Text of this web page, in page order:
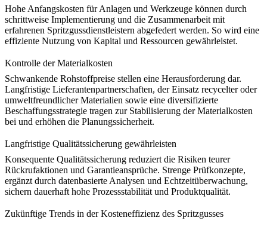
Hohe Anfangskosten für Anlagen und Werkzeuge können durch
schrittweise Implementierung und die Zusammenarbeit mit
erfahrenen Spritzgussdienstleistern abgefedert werden. So wird eine
effiziente Nutzung von Kapital und Ressourcen gewährleistet.
Kontrolle der Materialkosten
Schwankende Rohstoffpreise stellen eine Herausforderung dar.
Langfristige Lieferantenpartnerschaften, der Einsatz recycelter oder
umweltfreundlicher Materialien sowie eine diversifizierte
Beschaffungsstrategie tragen zur Stabilisierung der Materialkosten
bei und erhöhen die Planungssicherheit.
Langfristige Qualitätssicherung gewährleisten
Konsequente Qualitätssicherung reduziert die Risiken teurer
Rückrufaktionen und Garantieansprüche. Strenge Prüfkonzepte,
ergänzt durch datenbasierte Analysen und Echtzeitüberwachung,
sichern dauerhaft hohe Prozessstabilität und Produktqualität.
Zukünftige Trends in der Kosten­effizienz des Spritzgusses